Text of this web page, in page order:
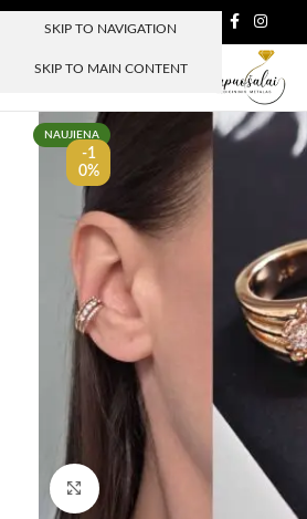
SKIP TO NAVIGATION
SKIP TO MAIN CONTENT
MENIU
-1
0%
NAUJIENA
Paspauskite, kad padidinti